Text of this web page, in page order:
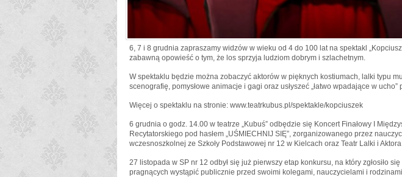
6, 7 i 8 grudnia zapraszamy widzów w wieku od 4 do 100 lat na spektakl
zabawną opowieść o tym, że los sprzyja ludziom dobrym i szlachetnym.
W spektaklu będzie można zobaczyć aktorów w pięknych kostiumach, lalki typu
scenografię, pomysłowe animacje i gagi oraz usłyszeć „łatwo wpadające w ucho”
Więcej o spektaklu na stronie: www.teatrkubus.pl/spektakle/kopciuszek
6 grudnia o godz. 14.00 w teatrze „Kubuś” odbędzie się Koncert Finałowy I
Recytatorskiego pod hasłem „UŚMIECHNIJ SIĘ”, zorganizowanego przez
wczesnoszkolnej ze Szkoły Podstawowej nr 12 w Kielcach oraz Teatr Lalki i Aktora
27 listopada w SP nr 12 odbył się już pierwszy etap konkursu, na który zgłosiło
pragnących wystąpić publicznie przed swoimi kolegami, nauczycielami i